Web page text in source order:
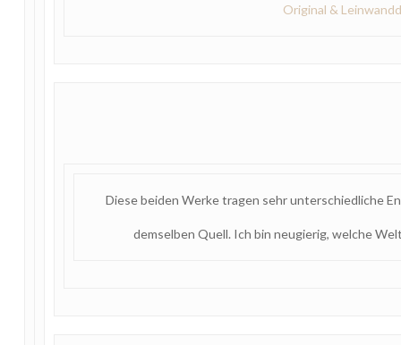
Original &
Diese beiden Werke tragen sehr unterschiedliche
demselben Quell. Ich bin neugierig, welche